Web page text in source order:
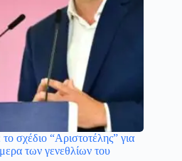
σχέδιο “Αριστοτέλης” για
των γενεθλίων του